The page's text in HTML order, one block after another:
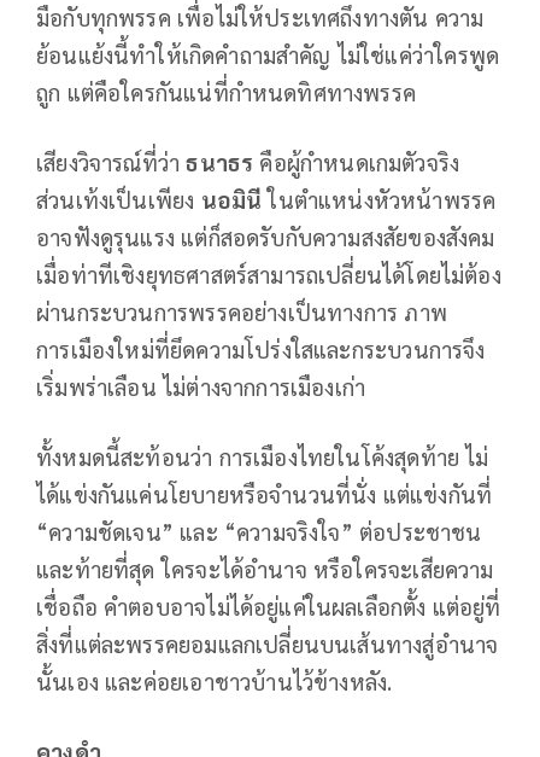
มือกับทุกพรรค เพื่อไม่ให้ประเทศถึงทางตัน ความ
ย้อนแย้งนี้ทำให้เกิดคำถามสำคัญ ไม่ใช่แค่ว่าใครพูด
ถูก แต่คือใครกันแน่ที่กำหนดทิศทางพรรค
เสียงวิจารณ์ที่ว่าธนาธร คือผู้กำหนดเกมตัวจริง
ส่วนเท้งเป็นเพียง นอมินี ในตำแหน่งหัวหน้าพรรค
อาจฟังดูรุนแรง แต่ก็สอดรับกับความสงสัยของสังคม
เมื่อท่าทีเชิงยุทธศาสตร์สามารถเปลี่ยนได้โดยไม่ต้อง
ผ่านกระบวนการพรรคอย่างเป็นทางการ ภาพ
การเมืองใหม่ที่ยึดความโปร่งใสและกระบวนการจึง
เริ่มพร่าเลือน ไม่ต่างจากการเมืองเก่า
ทั้งหมดนี้สะท้อนว่า การเมืองไทยในโค้งสุดท้าย ไม่
ได้แข่งกันแค่นโยบายหรือจำนวนที่นั่ง แต่แข่งกันที่
“ความชัดเจน” และ “ความจริงใจ” ต่อประชาชน
และท้ายที่สุด ใครจะได้อำนาจ หรือใครจะเสียความ
เชื่อถือ คำตอบอาจไม่ได้อยู่แค่ในผลเลือกตั้ง แต่อยู่ที่
สิ่งที่แต่ละพรรคยอมแลกเปลี่ยนบนเส้นทางสู่อำนาจ
นั้นเอง และค่อยเอาชาวบ้านไว้ข้างหลัง.
คางดำ